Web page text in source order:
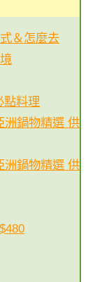
＆怎麼去
點料理
洲鍋物精選 供
洲鍋物精選 供